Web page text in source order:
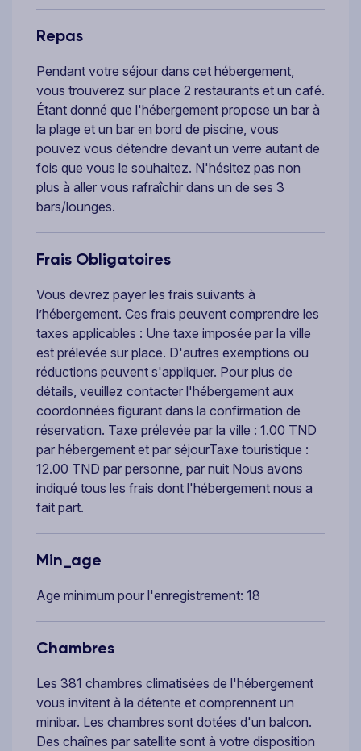
Repas
Pendant votre séjour dans cet hébergement,
vous trouverez sur place 2 restaurants et un café.
Étant donné que l'hébergement propose un bar à
la plage et un bar en bord de piscine, vous
pouvez vous détendre devant un verre autant de
fois que vous le souhaitez. N'hésitez pas non
plus à aller vous rafraîchir dans un de ses 3
bars/lounges.
Frais Obligatoires
Vous devrez payer les frais suivants à
l’hébergement. Ces frais peuvent comprendre les
taxes applicables : Une taxe imposée par la ville
est prélevée sur place. D'autres exemptions ou
réductions peuvent s'appliquer. Pour plus de
détails, veuillez contacter l'hébergement aux
coordonnées figurant dans la confirmation de
réservation. Taxe prélevée par la ville : 1.00 TND
par hébergement et par séjourTaxe touristique :
12.00 TND par personne, par nuit Nous avons
indiqué tous les frais dont l'hébergement nous a
fait part.
Min_age
Age minimum pour l'enregistrement: 18
Chambres
Les 381 chambres climatisées de l'hébergement
vous invitent à la détente et comprennent un
minibar. Les chambres sont dotées d'un balcon.
Des chaînes par satellite sont à votre disposition